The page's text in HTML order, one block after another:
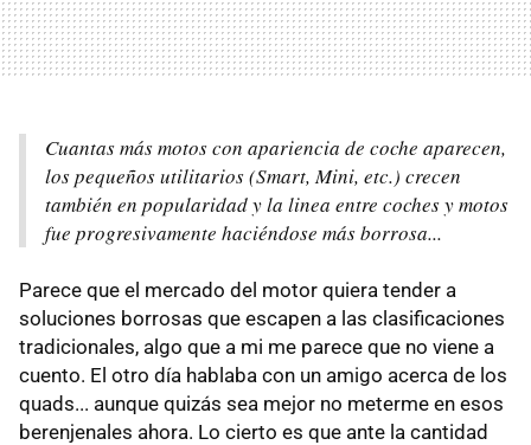
Cuantas más motos con apariencia de coche aparecen,
los pequeños utilitarios (Smart, Mini, etc.) crecen
también en popularidad y la linea entre coches y motos
fue progresivamente haciéndose más borrosa...
Parece que el mercado del motor quiera tender a
soluciones borrosas que escapen a las clasificaciones
tradicionales, algo que a mi me parece que no viene a
cuento. El otro día hablaba con un amigo acerca de los
quads... aunque quizás sea mejor no meterme en esos
berenjenales ahora. Lo cierto es que ante la cantidad